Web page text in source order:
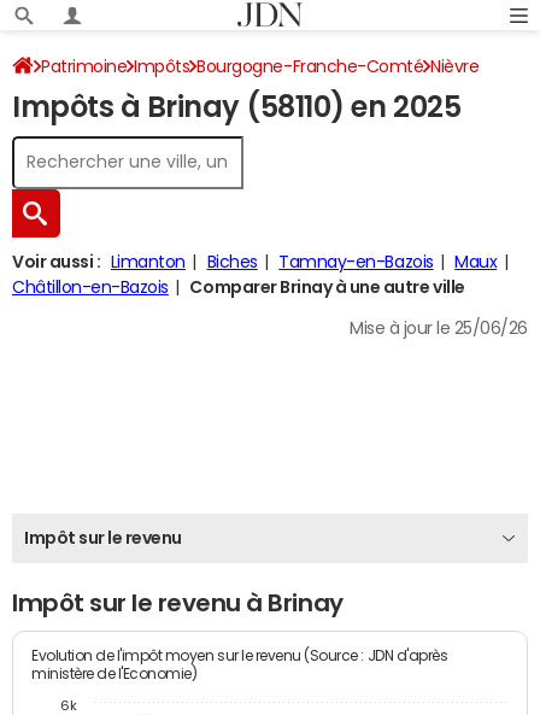
Patrimoine Impôts Bourgogne-Franche-Comté Nièvre
Brinay Impôt sur le revenu
Impôts à Brinay (58110) en 2025
Voir aussi : Limanton Biches Tamnay-en-Bazois
Maux
Châtillon-en-Bazois
Comparer Brinay à une autre ville
Mise à jour le 25/06/26
Impôt sur le revenu
Impôt sur le revenu à Brinay
Evolution de l'impôt moyen sur le revenu (Source : JDN d'après
ministère de l'Economie)
6k